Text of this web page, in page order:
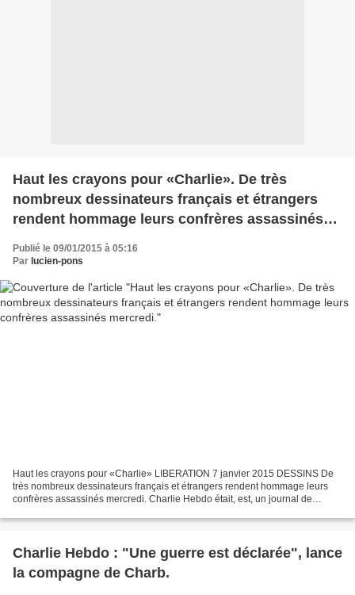
Haut les crayons pour «Charlie». De très
nombreux dessinateurs français et étrangers
rendent hommage leurs confrères assassinés
mercredi.
Publié le 09/01/2015 à 05:16
Par lucien-pons
Haut les crayons pour «Charlie» LIBERATION 7 janvier 2015 DESSINS De
très nombreux dessinateurs français et étrangers rendent hommage leurs
confrères assassinés mercredi. Charlie Hebdo était, est, un journal de
Charlie Hebdo : "Une guerre est déclarée", lance
la compagne de Charb.